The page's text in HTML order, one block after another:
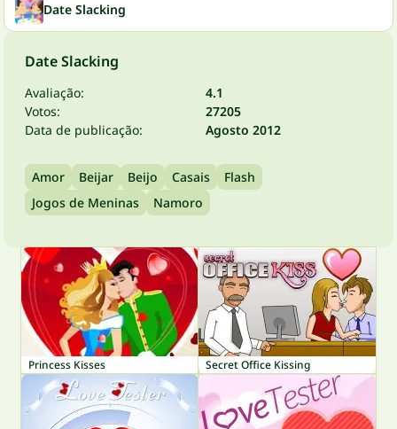
Date Slacking
Date Slacking
Avaliação:
4.1
Votos:
27205
Data de publicação:
Agosto 2012
Amor Beijar Beijo Casais
Flash
Jogos de Meninas
Namoro
Princess Kisses Secret Office Kissing